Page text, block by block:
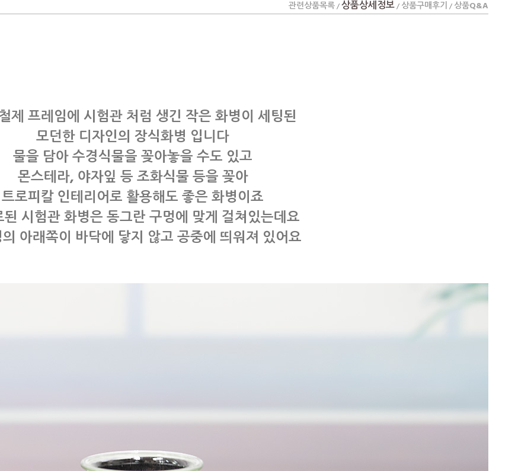
관련상품목록/상품상세정보/ 상품구매후기 / 상품Q&A
제 프레임에 시험관 처럼 생긴 작은 화병이 세팅된
모던한 디자인의 장식화병 입니다
물을 담아 수경식물을 꽂아놓을 수도 있고
몬스테라, 야자잎 등 조화식물 등을 꽂아
트로피칼 인테리어로 활용해도 좋은 화병이죠
시험관 화병은 동그란 구멍에 맞게 걸쳐있는데요
아래쪽이 바닥에 닿지 않고 공중에 띄워져 있어요